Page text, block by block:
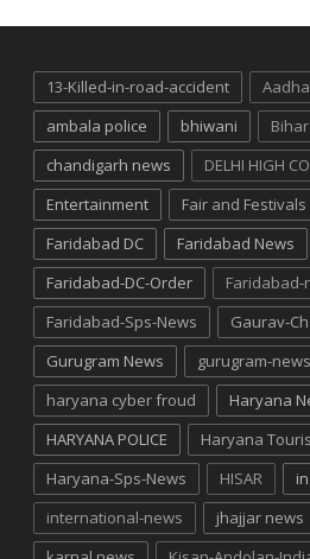
13-Killed-in-road-accident
ambala police
bhiwani
chandigarh news
DELHI HIGH
Entertainment
Fair and Festivals
Faridabad DC
Faridabad News
Faridabad-DC-Order
Faridabad-
Faridabad-Sps-News
Gaurav-
Gurugram News
gurugram-news
haryana cyber froud
Haryana
HARYANA POLICE
Haryana
Haryana-Sps-News
HISAR
international-news
jhajjar news